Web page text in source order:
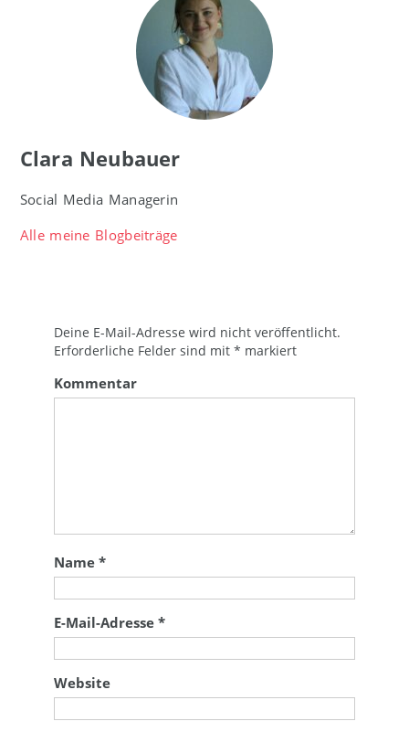
Clara Neubauer
Social Media Managerin
Alle meine Blogbeiträge
Deine E-Mail-Adresse wird nicht veröffentlicht.
Erforderliche Felder sind mit* markiert
Kommentar
Name*
E-Mail-Adresse*
Website